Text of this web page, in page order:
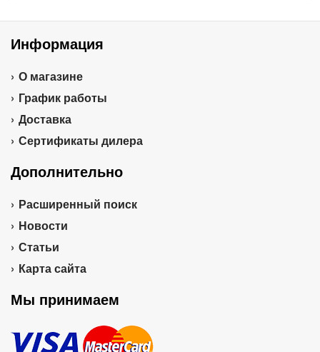
Информация
О магазине
График работы
Доставка
Сертификаты дилера
Дополнительно
Расширенный поиск
Новости
Статьи
Карта сайта
Мы принимаем